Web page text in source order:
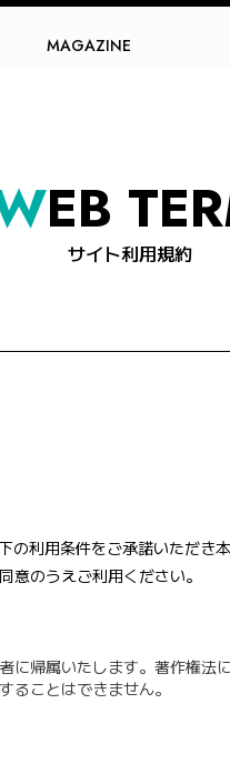
MAGAZINE
EB
サイト利用規約
利用条件をご承諾いただ
意のうえご利用ください。
帰属いたします。著作権
ることはできません。